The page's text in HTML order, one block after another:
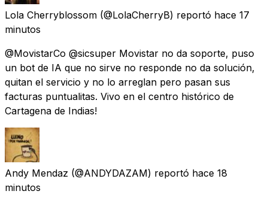
Lola Cherryblossom (@LolaCherryB) reportó hace 17
minutos
@MovistarCo @sicsuper Movistar no da soporte, puso
un bot de IA que no sirve no responde no da solución,
quitan el servicio y no lo arreglan pero pasan sus
facturas puntualitas. Vivo en el centro histórico de
Cartagena de Indias!
Andy Mendaz (@ANDYDAZAM) reportó hace 18
minutos